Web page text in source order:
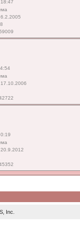
6.2.2005
17.10.2006
20.9.2012
Inc